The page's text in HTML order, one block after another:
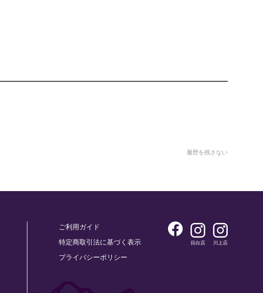
履歴を残さない
ご利用ガイド
特定商取引法に基づく表示
プライバシーポリシー
目白店 川上店